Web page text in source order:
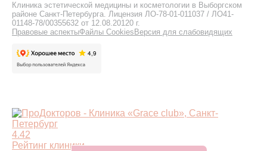
Клиника эстетической медицины и косметологии в Выборгском
районе Санкт-Петербурга. Лицензия ЛО-78-01-011037 / ЛО41-
01148-78/00355632 от 12.08.20120 г.
Правовые аспектыФайлы Cookies Версия для слабовидящих
4.42
Рейтинг клиники